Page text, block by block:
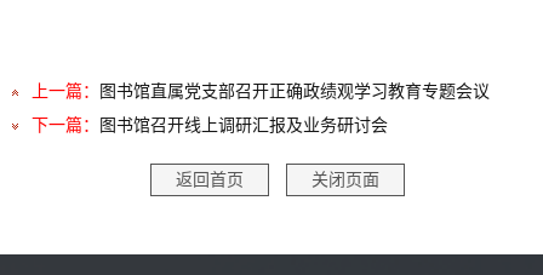
上一篇：
图书馆直属党支部召开正确政绩观学习教育专题会议
下一篇：
图书馆召开线上调研汇报及业务研讨会
返回首页 关闭页面